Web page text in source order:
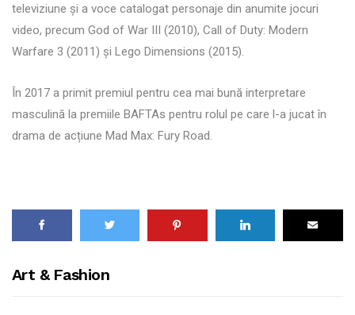
televiziune și a voce catalogat personaje din anumite jocuri
video, precum God of War III (2010), Call of Duty: Modern
Warfare 3 (2011) și Lego Dimensions (2015).
În 2017 a primit premiul pentru cea mai bună interpretare
masculină la premiile BAFTAs pentru rolul pe care l-a jucat în
drama de acțiune Mad Max: Fury Road.
Art & Fashion